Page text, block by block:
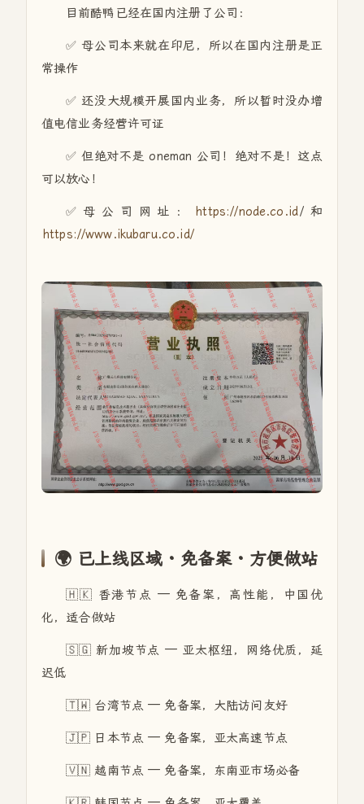
目前酷鸭已经在国内注册了公司：
✅ 母公司本来就在印尼，所以在国内注册是正
常操作
✅ 还没大规模开展国内业务，所以暂时没办增
值电信业务经营许可证
✅ 但绝对不是 oneman 公司！绝对不是！这点
可以放心！
✅母公司网址： https://node.co.id/和
https://www.ikubaru.co.id/
🌍 已上线区域 · 免备案 · 方便做站
🇭🇰 香港节点 — 免备案，高性能，中国优
化，适合做站
🇸🇬 新加坡节点 — 亚太枢纽，网络优质，延
迟低
🇹🇼 台湾节点 — 免备案，大陆访问友好
🇯🇵 日本节点 — 免备案，亚太高速节点
🇻🇳 越南节点 — 免备案，东南亚市场必备